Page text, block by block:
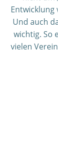
Entwicklung
Und auch
wichtig. So
vielen